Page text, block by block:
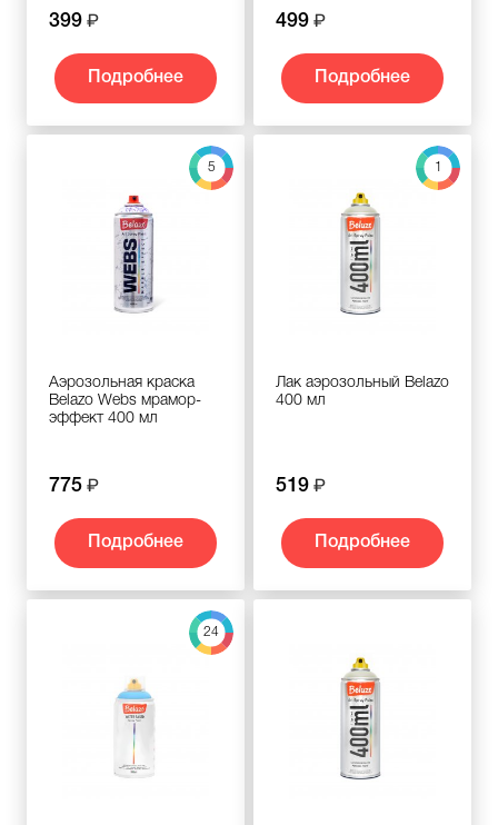
399
Подробнее
499
Подробнее
5
Аэрозольная краска
Belazo Webs мрамор-
эффект 400 мл
775
Подробнее
1
Лак аэрозольный Belazo
400 мл
519
Подробнее
24